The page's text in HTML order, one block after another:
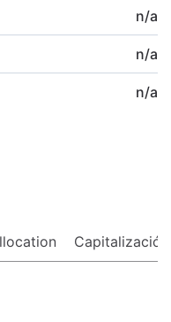
n/a
n/a
n/a
Capitalización